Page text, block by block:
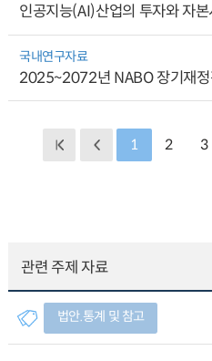
인공지능(AI)산업의 투자와 자
국내연구자료
2025~2072년 NABO 장기재정
1 2 3
관련 주제 자료
법안.통계 및 참고